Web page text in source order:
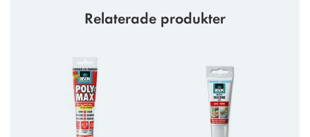
Relaterade produkter